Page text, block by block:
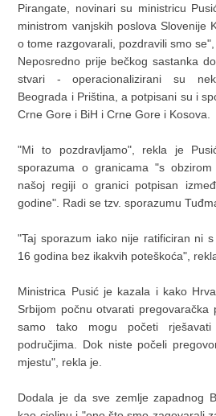
Pirangate, novinari su ministricu
ministrom vanjskih poslova Slovenije
o tome razgovarali, pozdravili smo se",
Neposredno prije bečkog sastanka
stvari - operacionalizirani su
Beograda i Priština, a potpisani su i
Crne Gore i BiH i Crne Gore i Kosova.
"Mi to pozdravljamo", rekla je
sporazuma o granicama "s
našoj regiji o granici potpisan
godine". Radi se tzv. sporazumu
"Taj sporazum iako nije ratificiran ni
16 godina bez ikakvih poteškoća",
Ministrica Pusić je kazala i kako
Srbijom počnu otvarati pregovaračka
samo tako mogu početi
područjima. Dok niste počeli
mjestu", rekla je.
Dodala je da sve zemlje zapadnog